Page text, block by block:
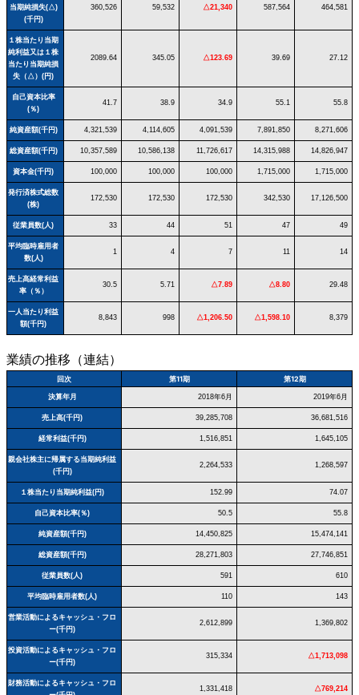
当期純損失(△)
(千円)
360,526 59,532 △21,340 587,564 464,581
１株当たり当期
純利益又は１株
当たり当期純損
失（△）(円)
2089.64 345.05 △123.69 39.69 27.12
自己資本比率
(％)
41.7 38.9 34.9 55.1 55.8
純資産額(千円) 4,321,539 4,114,605 4,091,539 7,891,850 8,271,606
総資産額(千円) 10,357,589 10,586,138 11,726,617 14,315,988 14,826,947
資本金(千円) 100,000 100,000 100,000 1,715,000 1,715,000
発行済株式総数
(株)
172,530 172,530 172,530 342,530 17,126,500
従業員数(人) 33 44 51 47 49
平均臨時雇用者
数(人)
1 4 7 11 14
売上高経常利益
率（％）
30.5 5.71 △7.89 △8.80 29.48
一人当たり利益
額(千円)
8,843 998 △1,206.50 △1,598.10 8,379
業績の推移（連結）
回次 第11期 第12期
決算年月 2018年6月 2019年6月
売上高(千円) 39,285,708 36,681,516
経常利益(千円) 1,516,851 1,645,105
親会社株主に帰属する当期純利益
(千円)
2,264,533 1,268,597
１株当たり当期純利益(円) 152.99 74.07
自己資本比率(％) 50.5 55.8
純資産額(千円) 14,450,825 15,474,141
総資産額(千円) 28,271,803 27,746,851
従業員数(人) 591 610
平均臨時雇用者数(人) 110 143
営業活動によるキャッシュ・フロ
ー(千円)
2,612,899 1,369,802
投資活動によるキャッシュ・フロ
ー(千円)
315,334 △1,713,098
財務活動によるキャッシュ・フロ
1,331,418 △769,214